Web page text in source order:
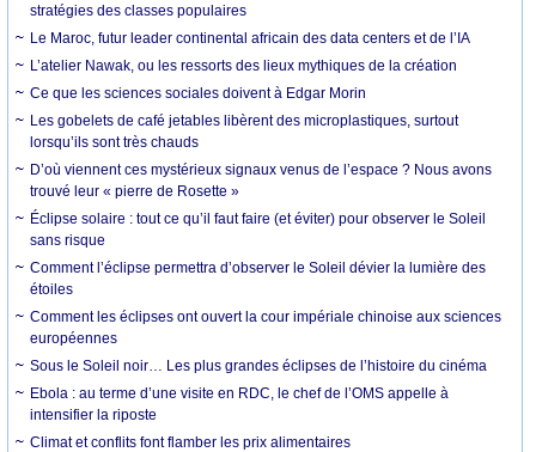
stratégies des classes populaires
Le Maroc, futur leader continental africain des data centers et de l’IA
L’atelier Nawak, ou les ressorts des lieux mythiques de la création
Ce que les sciences sociales doivent à Edgar Morin
Les gobelets de café jetables libèrent des microplastiques, surtout
lorsqu’ils sont très chauds
D’où viennent ces mystérieux signaux venus de l’espace ? Nous avons
trouvé leur « pierre de Rosette »
Éclipse solaire : tout ce qu’il faut faire (et éviter) pour observer le Soleil
sans risque
Comment l’éclipse permettra d’observer le Soleil dévier la lumière des
étoiles
Comment les éclipses ont ouvert la cour impériale chinoise aux sciences
européennes
Sous le Soleil noir… Les plus grandes éclipses de l’histoire du cinéma
Ebola : au terme d’une visite en RDC, le chef de l’OMS appelle à
intensifier la riposte
Climat et conflits font flamber les prix alimentaires